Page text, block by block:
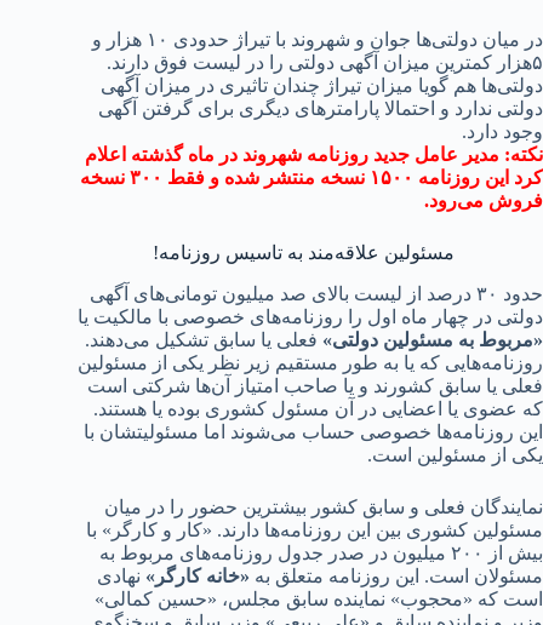
در میان دولتی‌ها جوان و شهروند با تیراژ حدودی ۱۰ هزار و
کمترین میزان آگهی دولتی را در لیست فوق دارند.
هم گویا میزان تیراژ چندان تاثیری در میزان آگهی
ندارد و احتمالا پارامترهای دیگری برای گرفتن آگهی
مدیر عامل جدید روزنامه شهروند در ماه گذشته اعلام
کرد این روزنامه ۱۵۰۰ نسخه منتشر شده و فقط ۳۰۰ نسخه
می‌رود.
مسئولین علاقه‌مند به تاسیس روزنامه!
حدود ۳۰ درصد از لیست بالای صد میلیون تومانی‌های آگهی
در چهار ماه اول را روزنامه‌های خصوصی با مالکیت یا
به مسئولین دولتی»فعلی یا سابق تشکیل می‌دهند.
که یا به طور مستقیم زیر نظر یکی از مسئولین
سابق کشورند و یا صاحب امتیاز آن‌ها شرکتی است
یا اعضایی در آن مسئول کشوری بوده یا هستند.
خصوصی حساب می‌شوند اما مسئولیتشان با
مسئولین است.
فعلی و سابق کشور بیشترین حضور را در میان
کشوری بین این روزنامه‌ها دارند. «کار و کارگر» با
بیش از ۲۰۰ میلیون در صدر جدول روزنامه‌های مربوط به
است. این روزنامه متعلق به«خانه کارگر»نهادی
«محجوب» نماینده سابق مجلس، «حسین کمالی»